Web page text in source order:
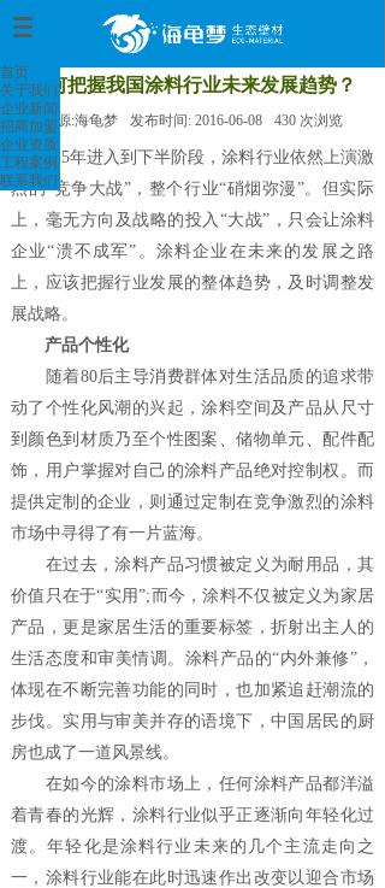
首页
关于我们
企业新闻
招商加盟
企业资质
工程案例
联系我们
如何把握我国涂料行业未来发展趋势？
来源:海龟梦 发布时间: 2016-06-08 430 次浏览
2015年进入到下半阶段，涂料行业依然上演激
烈的“竞争大战”，整个行业“硝烟弥漫”。但实际
上，毫无方向及战略的投入“大战”，只会让涂料
企业“溃不成军”。涂料企业在未来的发展之路
上，应该把握行业发展的整体趋势，及时调整发
展战略。
产品个性化
随着80后主导消费群体对生活品质的追求带
动了个性化风潮的兴起，涂料空间及产品从尺寸
到颜色到材质乃至个性图案、储物单元、配件配
饰，用户掌握对自己的涂料产品绝对控制权。而
提供定制的企业，则通过定制在竞争激烈的涂料
市场中寻得了有一片蓝海。
在过去，涂料产品习惯被定义为耐用品，其
价值只在于“实用”;而今，涂料不仅被定义为家居
产品，更是家居生活的重要标签，折射出主人的
生活态度和审美情调。涂料产品的“内外兼修”，
体现在不断完善功能的同时，也加紧追赶潮流的
步伐。实用与审美并存的语境下，中国居民的厨
房也成了一道风景线。
在如今的涂料市场上，任何涂料产品都洋溢
着青春的光辉，涂料行业似乎正逐渐向年轻化过
渡。年轻化是涂料行业未来的几个主流走向之
一，涂料行业能在此时迅速作出改变以迎合市场